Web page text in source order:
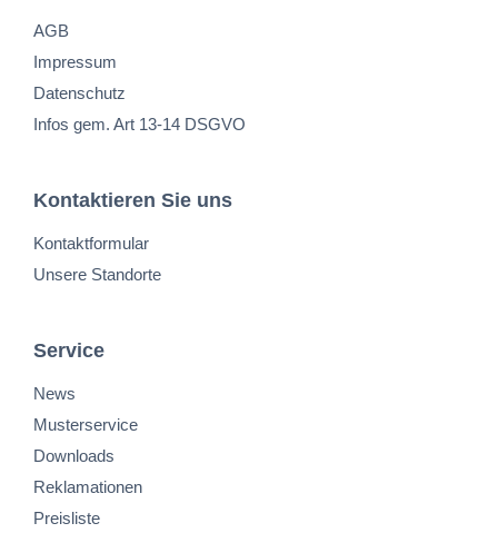
AGB
Impressum
Datenschutz
Infos gem. Art 13-14 DSGVO
Kontaktieren Sie uns
Kontaktformular
Unsere Standorte
Service
News
Musterservice
Downloads
Reklamationen
Preisliste